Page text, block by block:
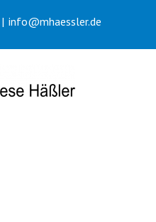
| info@mhaessler.de